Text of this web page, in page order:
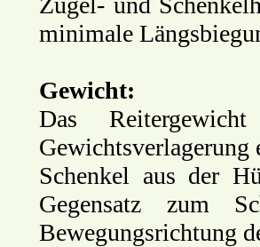
minimale
Gewicht:
Das
Gewichtsverlagerung
Schenkel aus der
Gegensatz zum
Bewegungsrichtung